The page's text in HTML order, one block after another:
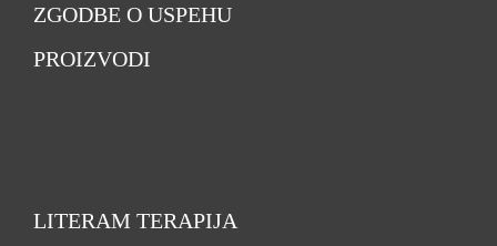
ZGODBE O USPEHU
PROIZVODI
LITERAM TERAPIJA